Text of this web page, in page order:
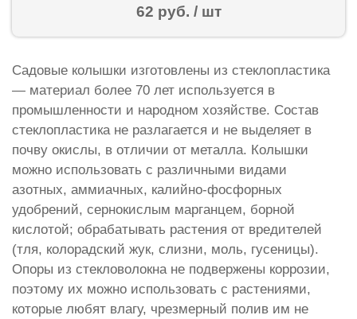
62 руб. / шт
Садовые колышки изготовлены из стеклопластика
— материал более 70 лет используется в
промышленности и народном хозяйстве. Состав
стеклопластика не разлагается и не выделяет в
почву окислы, в отличии от металла. Колышки
можно использовать с различными видами
азотных, аммиачных, калийно-фосфорных
удобрений, сернокислым марганцем, борной
кислотой; обрабатывать растения от вредителей
(тля, колорадский жук, слизни, моль, гусеницы).
Опоры из стекловолокна не подвержены коррозии,
поэтому их можно использовать с растениями,
которые любят влагу, чрезмерный полив им не